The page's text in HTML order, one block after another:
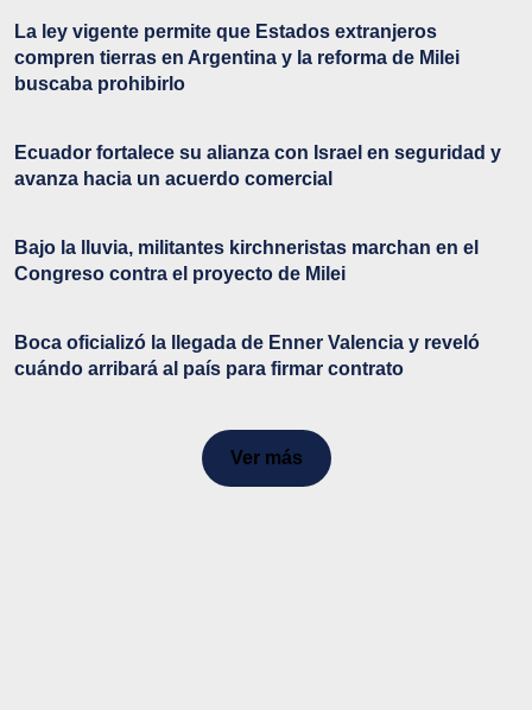
La ley vigente permite que Estados extranjeros
compren tierras en Argentina y la reforma de Milei
buscaba prohibirlo
Ecuador fortalece su alianza con Israel en seguridad y
avanza hacia un acuerdo comercial
Bajo la lluvia, militantes kirchneristas marchan en el
Congreso contra el proyecto de Milei
Boca oficializó la llegada de Enner Valencia y reveló
cuándo arribará al país para firmar contrato
Ver más